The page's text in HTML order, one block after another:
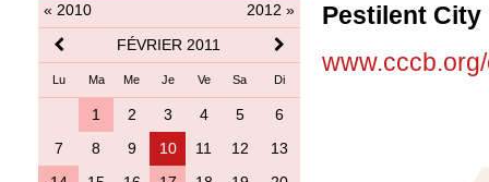
« 2010
2012 »
FÉVRIER 2011
Lu Ma Me Je Ve Sa Di
1 2 3 4 5
6
7
8 9 10 11 12
13
Pestilent City